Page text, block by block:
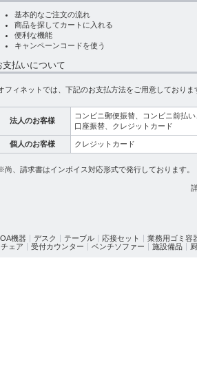
基本的なご注文の流れ
商品を探してカートに入れる
便利な機能
キャンペーンコードを使う
支払いについて
フィネットでは、下記のお支払方法をご用意しておりま
法人のお客様
コンビニ郵便振替、コンビニ前払い
口座振替、クレジットカード
個人のお客様 クレジットカード
尚、請求書はインボイス対応形式で発行しております。
OA機器 デスク テーブル 応接セット 業務用ゴミ容
ェア
受付カウンター ベンチソファー 施設備品